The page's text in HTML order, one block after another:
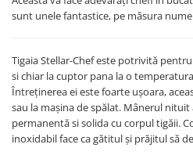
Obiecte mobilier
Etajere
Rafturi
Ustensile pentru gatit
Ascutitori cutite
sunt unele fantastice, pe măsura
Tigaia Stellar-Chef este potrivită
si chiar la cuptor pana la o
Întreținerea ei este foarte ușoara,
sau la mașina de spălat. Mânerul
permanentă si solida cu corpul tigăii.
inoxidabil face ca gătitul și prăjitul să